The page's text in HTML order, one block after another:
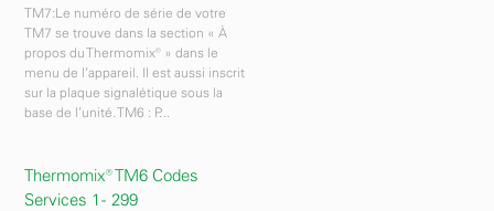
TM7:Le numéro de série de votre
TM7 se trouve dans la section « À
propos du Thermomix® » dans le
menu de l’appareil. Il est aussi inscrit
sur la plaque signalétique sous la
base de l’unité. TM6 : P...
Thermomix® TM6 Codes
Services 1 - 299